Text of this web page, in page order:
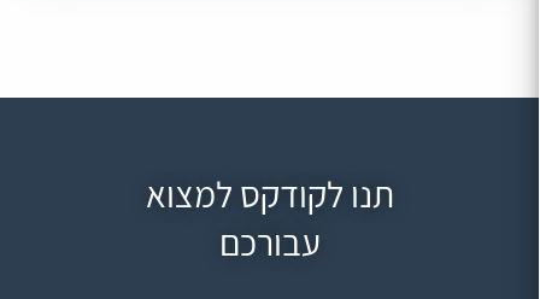
תנו לקודקס למצוא
עבורכם